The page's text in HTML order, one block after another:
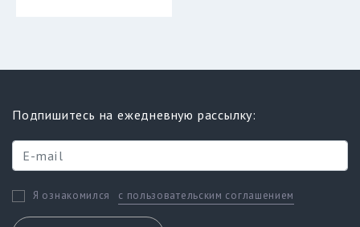
Подпишитесь на ежедневную рассылку:
Я ознакомился с пользовательским соглашением